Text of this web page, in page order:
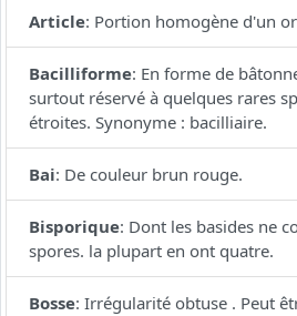
Article: Portion homogène d'un
Bacilliforme: En forme de
surtout réservé à quelques rares
étroites. Synonyme : bacilliaire.
Bai: De couleur brun rouge.
Bisporique: Dont les basides ne
spores. la plupart en ont quatre.
Bosse: Irrégularité obtuse . Peut